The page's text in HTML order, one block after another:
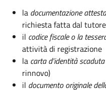
la documentazione
richiesta fatta dal
il codice fiscale o la
attività di registrazione
la carta d'identità
rinnovo)
il documento originale